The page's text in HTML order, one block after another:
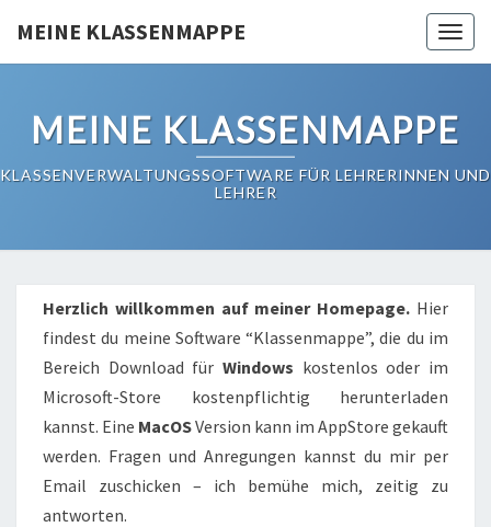
MEINE KLASSENMAPPE
MEINE KLASSENMAPPE
KLASSENVERWALTUNGSSOFTWARE FÜR LEHRERINNEN UND
LEHRER
Herzlich willkommen auf meiner Homepage. Hier
findest du meine Software “Klassenmappe”, die du im
Bereich Download für Windows kostenlos oder im
Microsoft-Store kostenpflichtig herunterladen
kannst. Eine MacOSVersion kann im AppStore gekauft
werden. Fragen und Anregungen kannst du mir per
Email zuschicken – ich bemühe mich, zeitig zu
antworten.